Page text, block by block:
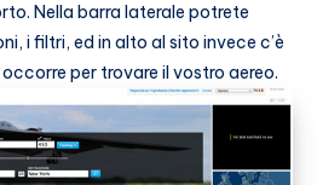
Nella barra laterale potrete
i filtri, ed in alto al sito invece c’è
per trovare il vostro aereo.